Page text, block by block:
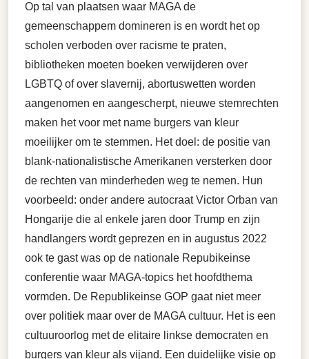
Op tal van plaatsen waar MAGA de
gemeenschappem domineren is en wordt het op
scholen verboden over racisme te praten,
bibliotheken moeten boeken verwijderen over
LGBTQ of over slavernij, abortuswetten worden
aangenomen en aangescherpt, nieuwe stemrechten
maken het voor met name burgers van kleur
moeilijker om te stemmen. Het doel: de positie van
blank-nationalistische Amerikanen versterken door
de rechten van minderheden weg te nemen. Hun
voorbeeld: onder andere autocraat Victor Orban van
Hongarije die al enkele jaren door Trump en zijn
handlangers wordt geprezen en in augustus 2022
ook te gast was op de nationale Repubikeinse
conferentie waar MAGA-topics het hoofdthema
vormden. De Republikeinse GOP gaat niet meer
over politiek maar over de MAGA cultuur. Het is een
cultuuroorlog met de elitaire linkse democraten en
burgers van kleur als vijand. Een duidelijke visie op